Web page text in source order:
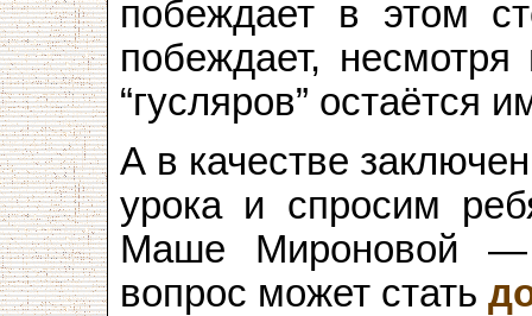
побеждает в этом
побеждает,
“гусляров” остаётся
А в качестве
урока и спросим
Маше Мироновой —
вопрос может стать